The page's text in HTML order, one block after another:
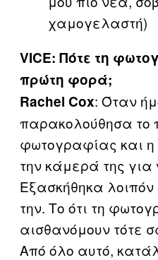
χαμογελαστή)
VICE: Πότε τη
πρώτη φορά;
Rachel Cox: Όταν
παρακολούθησα το
φωτογραφίας και η
την κάμερά της
Εξασκήθηκα
την. Το ότι τη
αισθανόμουν τότε
Από όλο αυτό,